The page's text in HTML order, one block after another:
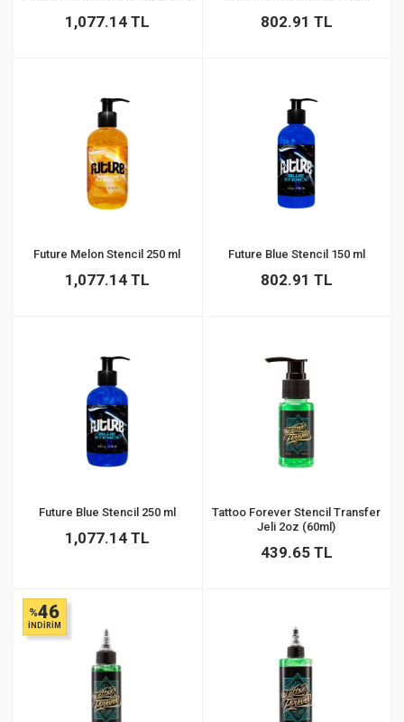
1,077.14 TL 802.91 TL
Future Melon Stencil 250 ml
1,077.14 TL
Future Blue Stencil 150 ml
802.91 TL
Future Blue Stencil 250 ml
1,077.14 TL
Tattoo Forever Stencil Transfer
Jeli 2oz (60ml)
439.65 TL
%46
İNDİRİM